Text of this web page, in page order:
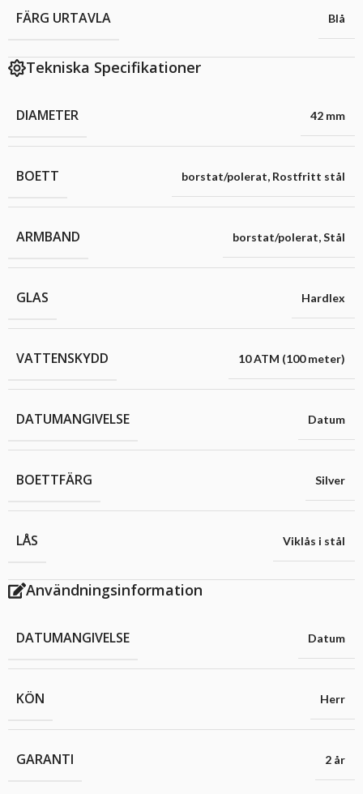
FÄRG URTAVLA Blå
Tekniska Specifikationer
DIAMETER 42 mm
BOETT borstat/polerat, Rostfritt stål
ARMBAND borstat/polerat,Stål
GLAS Hardlex
VATTENSKYDD 10 ATM (100 meter)
DATUMANGIVELSE Datum
BOETTFÄRG Silver
LÅS Viklås i stål
Användningsinformation
DATUMANGIVELSE Datum
KÖN Herr
GARANTI 2 år